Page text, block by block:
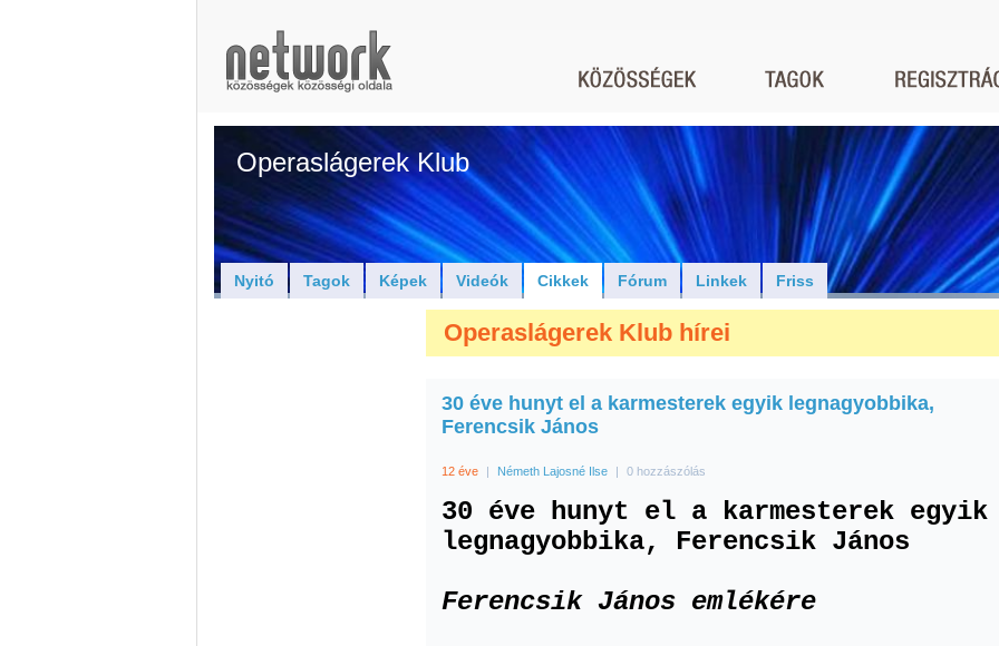
Operaslágerek Klub
Nyitó Tagok Képek Videók Cikkek Fórum Linkek Friss
Operaslágerek Klub hírei
30 éve hunyt el a karmesterek egyik legnagyobbika,
Ferencsik János
12 éve | Németh Lajosné Ilse | 0 hozzászólás
30 éve hunyt el a karmesterek egyik
legnagyobbika, Ferencsik János
Ferencsik János emlékére